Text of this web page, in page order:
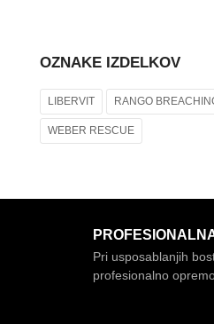
OZNAKE IZDELKOV
LIBERVIT RANGO
WEBER RESCUE
Pri usposablanjih
profesionalno